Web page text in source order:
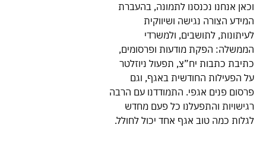
וכאן אנחנו נכנסנו לתמונה, בהעברת
המידע הצורה נגישה ושיווקית
לעיתונות, לתושבים, ולמשרדי
הממשלה: הפקת מודעות ופרסומים,
כתיבת כתבות יח”צ, תפעול ניוזלטר
על הפעילות החודשית באגף, וגם
פרסום פנים אגפי. התמודדנו עם הרבה
רגישויות והתפעלנו כל פעם מחדש
לגלות כמה טוב אגף אחד יכול לחולל.